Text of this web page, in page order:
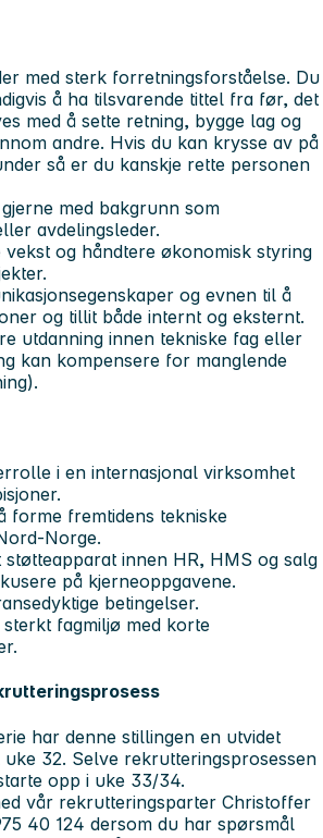
med sterk forretningsforståelse. Du
å ha tilsvarende tittel fra før, det
med å sette retning, bygge lag og
andre. Hvis du kan krysse av på
så er du kanskje rette personen
med bakgrunn som
avdelingsleder.
vekst og håndtere økonomisk styring
og evnen til å
og tillit både internt og eksternt.
utdanning innen tekniske fag eller
kan kompensere for manglende
i en internasjonal virksomhet
forme fremtidens tekniske
Norge.
innen HR, HMS og salg
på kjerneoppgavene.
betingelser.
fagmiljø med korte
har denne stillingen en utvidet
32. Selve rekrutteringsprosessen
opp i uke 33/34.
vår rekrutteringsparter Christoffer
40 124 dersom du har spørsmål